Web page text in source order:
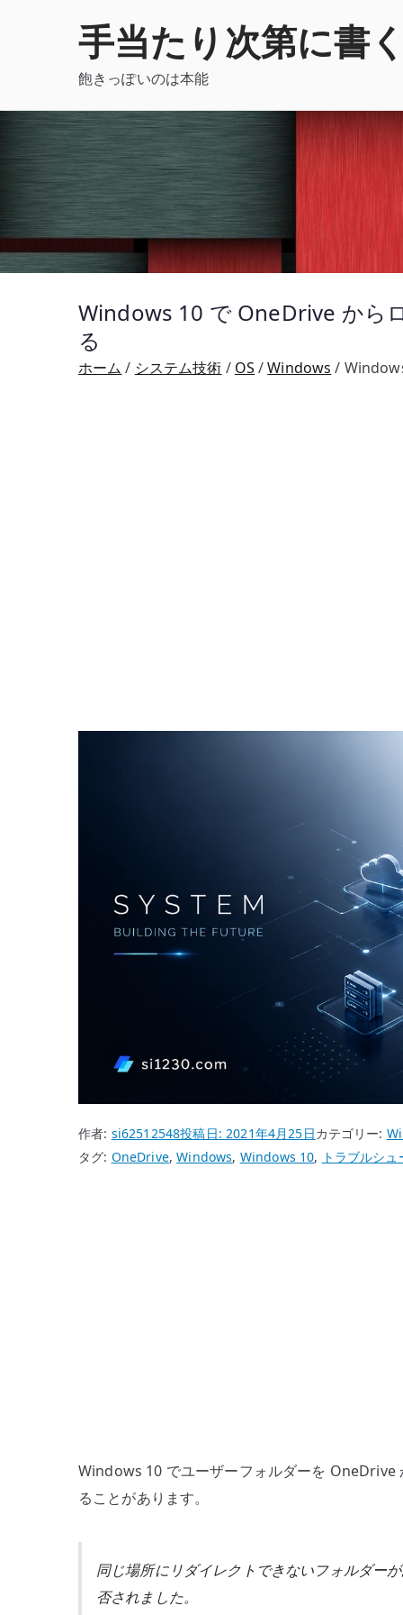
手当たり次第に書
飽きっぽいのは本能
Windows 10 で OneDrive から
る
ホーム システム技術 OS Windows
作者: si62512548投稿日:2021年4月25日カテゴリー:
タグ: OneDrive,Windows, Windows 10, トラブルシ
Windows 10 でユーザーフォルダーを OneDrive
ることがあります。
同じ場所にリダイレクトできないフォルダー
否されました。